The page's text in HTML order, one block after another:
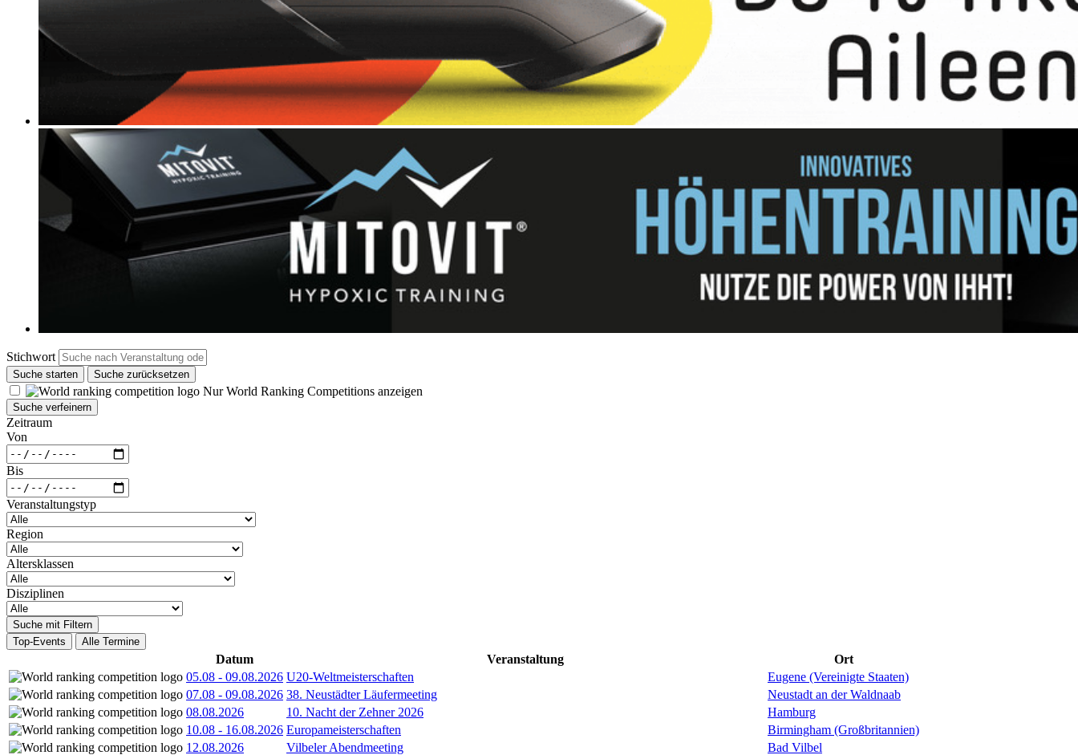
Stichwort
Suche starten Suche zurücksetzen
Nur World Ranking Competitions anzeigen
Suche verfeinern
Zeitraum
Von
Bis
Veranstaltungstyp
Region
Altersklassen
Disziplinen
Suche mit Filtern
Top-Events
Alle Termine
Datum Veranstaltung
Ort
05.08 - 09.08.2026 U20-Weltmeisterschaften
Eugene (Vereinigte Staaten)
07.08 - 09.08.2026 38. Neustädter Läufermeeting
Neustadt an der Waldnaab
08.08.2026
10. Nacht der Zehner 2026
Hamburg
10.08 - 16.08.2026 Europameisterschaften
Birmingham (Großbritannien)
12.08.2026
Vilbeler Abendmeeting
Bad Vilbel